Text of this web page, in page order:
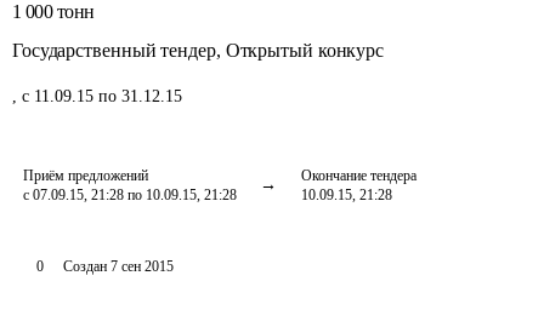
1 000 тонн
Государственный тендер, Открытый конкурс
, с 11.09.15 по 31.12.15
Приём предложений
с 07.09.15, 21:28 по 10.09.15, 21:28
Окончание тендера
10.09.15, 21:28
0 Создан 7 сен 2015